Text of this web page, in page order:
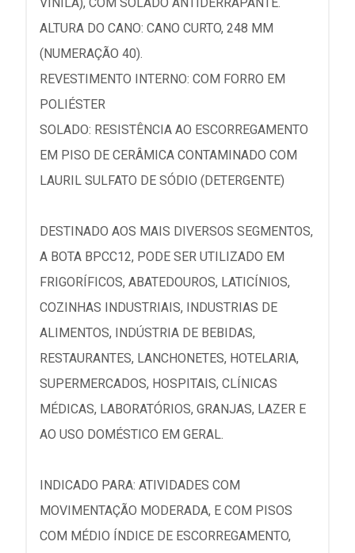
ALTURA DO CANO: CANO CURTO, 248 MM
(NUMERAÇÃO 40).
REVESTIMENTO INTERNO: COM FORRO EM
POLIÉSTER
SOLADO: RESISTÊNCIA AO ESCORREGAMENTO
EM PISO DE CERÂMICA CONTAMINADO COM
LAURIL SULFATO DE SÓDIO (DETERGENTE)
DESTINADO AOS MAIS DIVERSOS SEGMENTOS,
A BOTA BPCC12, PODE SER UTILIZADO EM
FRIGORÍFICOS, ABATEDOUROS, LATICÍNIOS,
COZINHAS INDUSTRIAIS, INDUSTRIAS DE
ALIMENTOS, INDÚSTRIA DE BEBIDAS,
RESTAURANTES, LANCHONETES, HOTELARIA,
SUPERMERCADOS, HOSPITAIS, CLÍNICAS
MÉDICAS, LABORATÓRIOS, GRANJAS, LAZER E
AO USO DOMÉSTICO EM GERAL.
INDICADO PARA: ATIVIDADES COM
MOVIMENTAÇÃO MODERADA, E COM PISOS
COM MÉDIO ÍNDICE DE ESCORREGAMENTO,